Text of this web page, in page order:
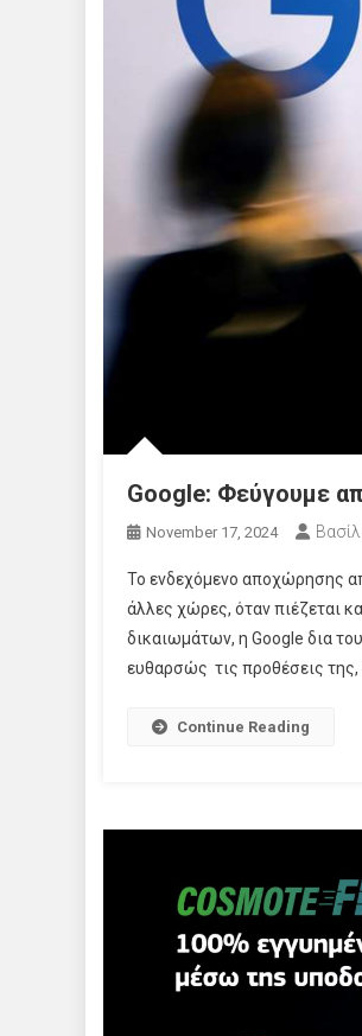
Google: Φεύγουμε
November 17, 2024
Το ενδεχόμενο αποχώρησης
άλλες χώρες, όταν πιέζεται
δικαιωμάτων, η Google δια
ευθαρσώς τις προθέσεις της,
Continue Reading